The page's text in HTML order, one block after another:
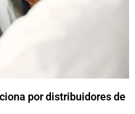
por distribuidores de